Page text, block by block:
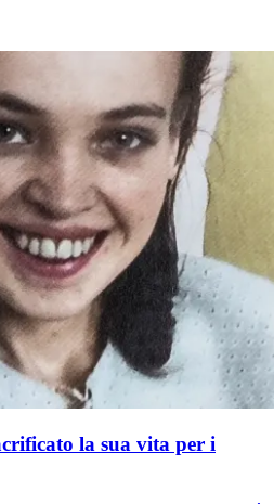
la sua vita per i